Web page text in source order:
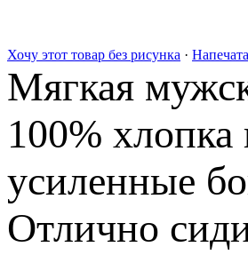
Хочу этот товар без рисунка ·
Мягкая
100%
усиленные
Отлично